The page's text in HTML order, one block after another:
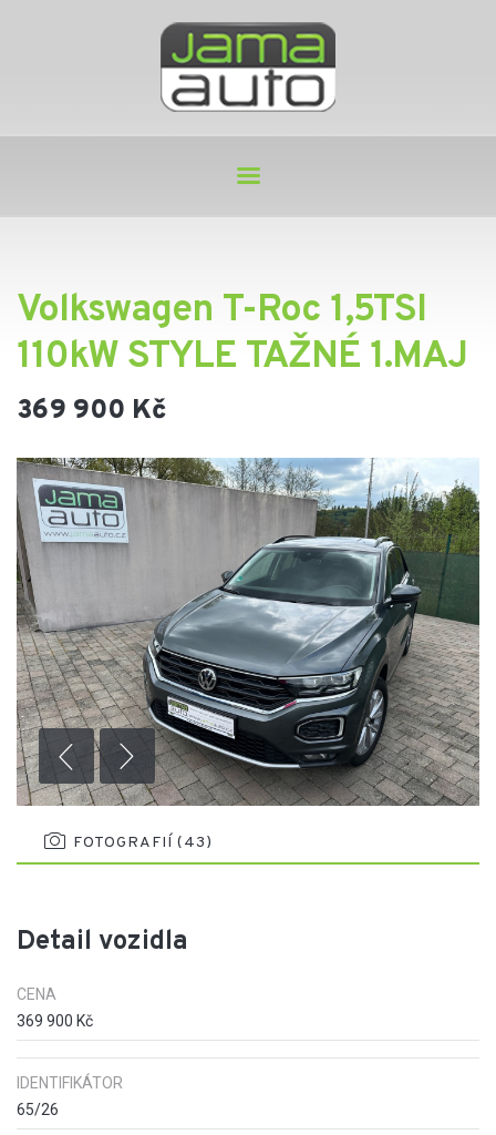
Volkswagen T-Roc 1,5TSI
110kW STYLE TAŽNÉ 1.MAJ
369 900 Kč
FOTOGRAFIÍ (43)
Detail vozidla
CENA
369 900 Kč
IDENTIFIKÁTOR
65/26